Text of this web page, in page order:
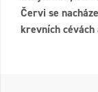
Červi se
krevních cévách